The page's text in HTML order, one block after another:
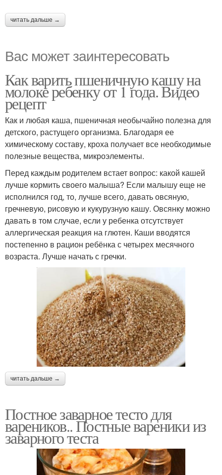
читать дальше →
Вас может заинтересовать
Как варить пшеничную кашу на
молоке ребенку от 1 года. Видео
рецепт
Как и любая каша, пшеничная необычайно полезна для
детского, растущего организма. Благодаря ее
химическому составу, кроха получает все необходимые
полезные вещества, микроэлементы.
Перед каждым родителем встает вопрос: какой кашей
лучше кормить своего малыша? Если малышу еще не
исполнился год, то, лучше всего, давать овсяную,
гречневую, рисовую и кукурузную кашу. Овсянку можно
давать в том случае, если у ребенка отсутствует
аллергическая реакция на глютен. Каши вводятся
постепенно в рацион ребёнка с четырех месячного
возраста. Лучше начать с гречки.
читать дальше →
Постное заварное тесто для
вареников.. Постные вареники из
заварного теста